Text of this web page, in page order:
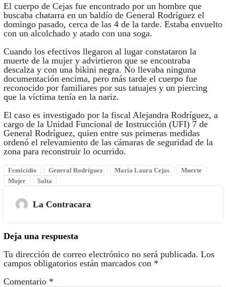
El cuerpo de Cejas fue encontrado por un hombre que
buscaba chatarra en un baldío de General Rodríguez el
domingo pasado, cerca de las 4 de la tarde. Estaba envuelto
con un alcolchado y atado con una soga.
Cuando los efectivos llegaron al lugar constataron la
muerte de la mujer y advirtieron que se encontraba
descalza y con una bikini negra. No llevaba ninguna
documentación encima, pero más tarde el cuerpo fue
reconocido por familiares por sus tatuajes y un piercing
que la víctima tenía en la nariz.
El caso es investigado por la fiscal Alejandra Rodríguez, a
cargo de la Unidad Funcional de Instrucción (UFI) 7 de
General Rodríguez, quien entre sus primeras medidas
ordenó el relevamiento de las cámaras de seguridad de la
zona para reconstruir lo ocurrido.
Femicidio General Rodríguez María Laura Cejas
Muerte
Mujer
Salta
La Contracara
Deja una respuesta
Tu dirección de correo electrónico no será publicada. Los
campos obligatorios están marcados con *
Comentario *